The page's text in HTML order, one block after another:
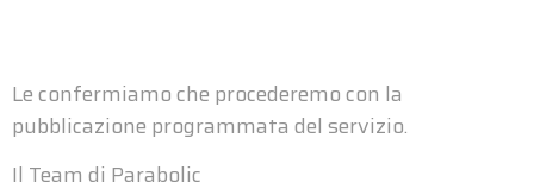
Le confermiamo che procederemo con la
pubblicazione programmata del servizio.
Il Team di Parabolic